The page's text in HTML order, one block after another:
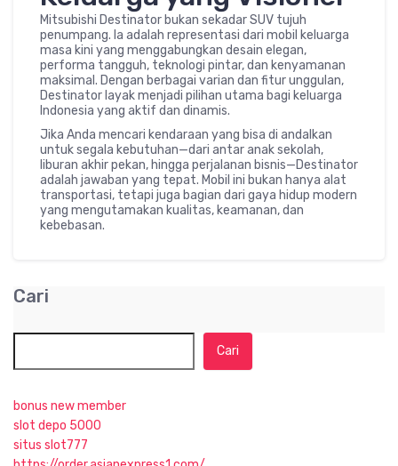
Mitsubishi Destinator bukan sekadar SUV tujuh
penumpang. Ia adalah representasi dari mobil keluarga
masa kini yang menggabungkan desain elegan,
performa tangguh, teknologi pintar, dan kenyamanan
maksimal. Dengan berbagai varian dan fitur unggulan,
Destinator layak menjadi pilihan utama bagi keluarga
Indonesia yang aktif dan dinamis.
Jika Anda mencari kendaraan yang bisa di andalkan
untuk segala kebutuhan—dari antar anak sekolah,
liburan akhir pekan, hingga perjalanan bisnis—Destinator
adalah jawaban yang tepat. Mobil ini bukan hanya alat
transportasi, tetapi juga bagian dari gaya hidup modern
yang mengutamakan kualitas, keamanan, dan
kebebasan.
Cari
Cari
bonus new member
slot depo 5000
situs slot777